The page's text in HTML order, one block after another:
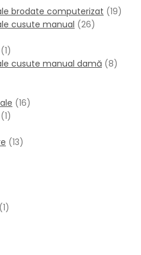
brodate computerizat (19)
cusute manual (26)
(1)
cusute manual damă (8)
(16)
(1)
(13)
(1)